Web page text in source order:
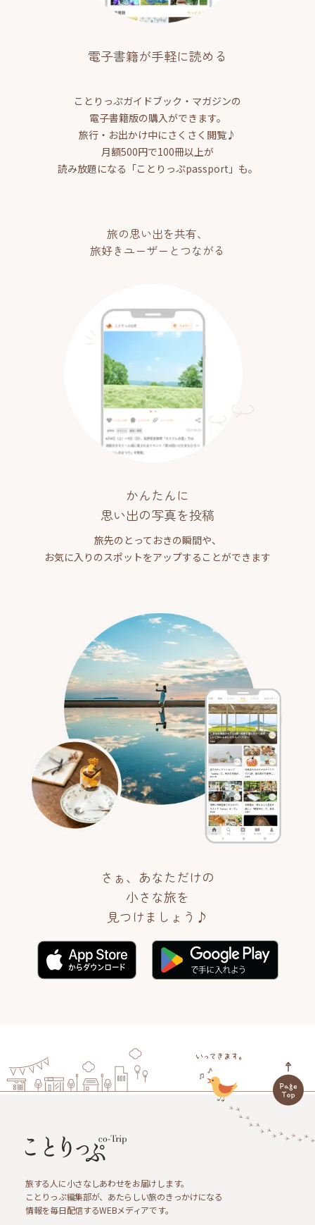
電子書籍が手軽に読める
ことりっぷガイドブック・マガジンの
電子書籍版の購入ができます。
旅行・お出かけ中にさくさく閲覧♪
月額500円で100冊以上が
読み放題になる「ことりっぷpassport」も。
旅の思い出を共有、
旅好きユーザーとつながる
かんたんに
思い出の写真を投稿
旅先のとっておきの瞬間や、
お気に入りのスポットをアップすることができます
さぁ、あなただけの
小さな旅を
見つけましょう♪
旅する人に小さなしあわせをお届けします。
ことりっぷ編集部が、あたらしい旅のきっかけになる
情報を毎日配信するWEBメディアです。